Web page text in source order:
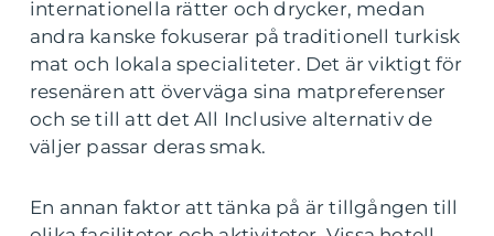
internationella rätter och drycker, medan
andra kanske fokuserar på traditionell turkisk
mat och lokala specialiteter. Det är viktigt för
resenären att överväga sina matpreferenser
och se till att det All Inclusive alternativ de
väljer passar deras smak.
En annan faktor att tänka på är tillgången till